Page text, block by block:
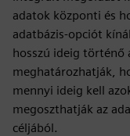
adatok központi és
adatbázis-opciót
hosszú ideig történő
meghatározhatják,
mennyi ideig kell
megoszthatják az
céljából.